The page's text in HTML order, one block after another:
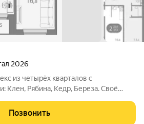
2026
Клен, Рябина, Кедр, Береза. Своё
ландшафту вокруг территории
озеленению
Позвонить